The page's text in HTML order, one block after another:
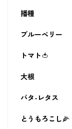
播種
ブルーベリー
トマト🍅
大根
バタ-レタス
とうもろこし🌽